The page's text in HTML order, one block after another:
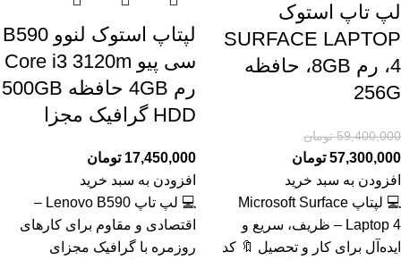
لپ تاپ استوک
SURFACE LAPTOP
4، رم 8GB، حافظه
256G
59,400,000 تومان
57,300,000 تومان
افزودن به سبد خرید
💻 لپتاپ Microsoft Surface
Laptop 4 – ظریف، سریع و
ایده‌آل برای کار و تحصیل 🔖 کد
لپتاپ استوک لنوو B590
سی پیو Core i3 3120m
رم 4GB حافظه 500GB
HDD گرافیک مجزا
17,450,000 تومان
افزودن به سبد خرید
💻 لپ تاپ Lenovo B590 –
اقتصادی و مقاوم برای کارهای
روزمره با گرافیک مجزای